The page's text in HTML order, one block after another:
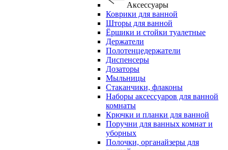
Аксессуары
Коврики для ванной
Шторы для ванной
Ёршики и стойки туалетные
Держатели
Полотенцедержатели
Диспенсеры
Дозаторы
Мыльницы
Стаканчики, флаконы
Наборы аксессуаров для ванной
комнаты
Крючки и планки для ванной
Поручни для ванных комнат и
уборных
Полочки, органайзеры для